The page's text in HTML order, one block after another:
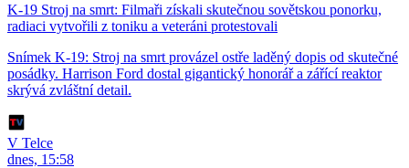
K-19 Stroj na smrt: Filmaři získali skutečnou sovětskou ponorku,
radiaci vytvořili z toniku a veteráni protestovali
Snímek K-19: Stroj na smrt provázel ostře laděný dopis od skutečné
posádky. Harrison Ford dostal gigantický honorář a zářící reaktor
skrývá zvláštní detail.
V Telce
dnes, 15:58